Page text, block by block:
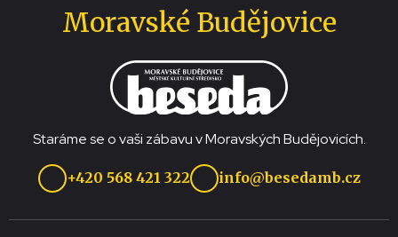
Moravské Budějovice
Staráme se o vaši zábavu v Moravských Budějovicích.
+420 568 421 322 info@besedamb.cz